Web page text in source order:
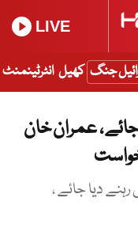
LIVE
جنگ کھیل انٹرٹینمنٹ
، عمران خان
دیا جائے ،